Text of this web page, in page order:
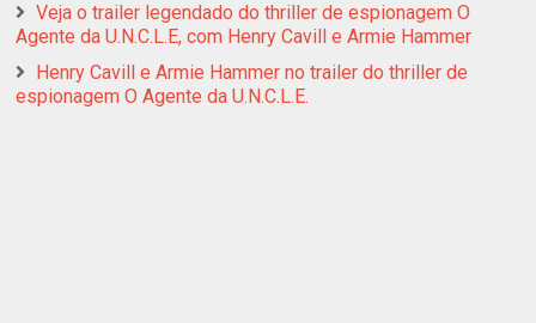
Veja o trailer legendado do thriller de espionagem O
Agente da U.N.C.L.E, com Henry Cavill e Armie Hammer
Henry Cavill e Armie Hammer no trailer do thriller de
espionagem O Agente da U.N.C.L.E.